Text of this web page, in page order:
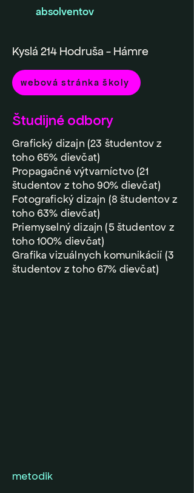
absolventov
Kyslá 214 Hodruša - Hámre
webová stránka školy
Študijné odbory
Grafický dizajn (23 študentov z
toho 65% dievčat)
Propagačné výtvarníctvo (21
študentov z toho 90% dievčat)
Fotografický dizajn (8 študentov z
toho 63% dievčat)
Priemyselný dizajn (5 študentov z
toho 100% dievčat)
Grafika vizuálnych komunikácií (3
študentov z toho 67% dievčat)
metodik